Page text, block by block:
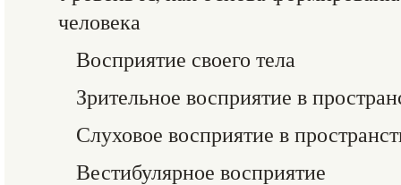
человека
Восприятие своего тела
Зрительное восприятие в
Слуховое восприятие в
Вестибулярное восприятие